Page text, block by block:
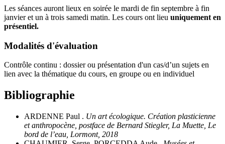
Les séances auront lieux en soirée le mardi de fin septembre à fin
janvier et un à trois samedi matin. Les cours ont lieu uniquement en
présentiel.
Modalités d'évaluation
Contrôle continu : dossier ou présentation d'un cas/d’un sujets en
lien avec la thématique du cours, en groupe ou en individuel
Bibliographie
ARDENNE Paul . Un art écologique. Création plasticienne
et anthropocène, postface de Bernard Stiegler, La Muette, Le
bord de l’eau, Lormont, 2018